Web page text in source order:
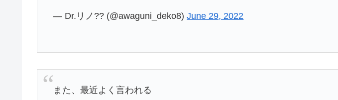
— Dr.リノ?? (@awaguni_deko8)June 29, 2022
また、最近よく言われる